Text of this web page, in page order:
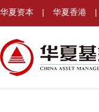
华夏资本 | 华夏香港 |